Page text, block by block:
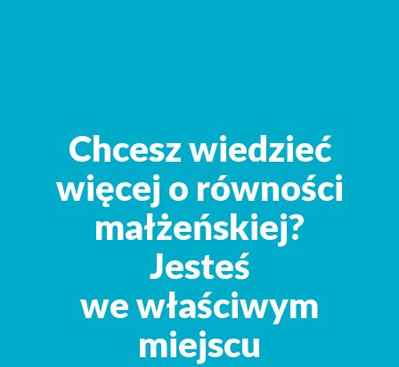
Chcesz wiedzieć
więcej o równości
małżeńskiej?
Jesteś
we właściwym
miejscu